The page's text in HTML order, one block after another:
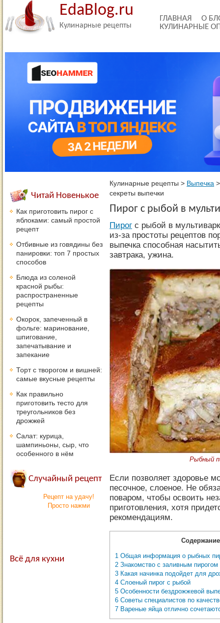
EdaBlog.ru
Кулинарные рецепты
ГЛАВНАЯ
О
КУЛИНАРНЫЕ
Кулинарные рецепты > Выпечка
секреты выпечки
Пирог с рыбой в
Пирог с рыбой в
из-за простоты рецептов
выпечка способная
завтрака, ужина.
Рыбный
Если позволяет здоровье
песочное, слоеное. Не
поваром, чтобы освоить
приготовления, хотя
рекомендациям.
1 Общая информация о рыбных
2 Знакомство с заливным пирогом
3 Какая начинка подойдет для
4 Слоеный пирог с рыбой
5 Особенности бездрожжевой
6 Советы специалистов по
7 Вареные яйца отлично
Читай Новенькое
Как приготовить пирог с
яблоками: самый простой
рецепт
Отбивные из говядины без
панировки: топ 7 простых
способов
Блюда из соленой
красной рыбы:
распространенные
рецепты
Окорок, запеченный в
фольге: маринование,
шпигование,
запечатывание и
запекание
Торт с творогом и вишней:
самые вкусные рецепты
Как правильно
приготовить тесто для
треугольников без
дрожжей
Салат: курица,
шампиньоны, сыр, что
особенного в нём
Случайный рецепт
Рецепт на удачу!
Просто нажми
Всё для кухни